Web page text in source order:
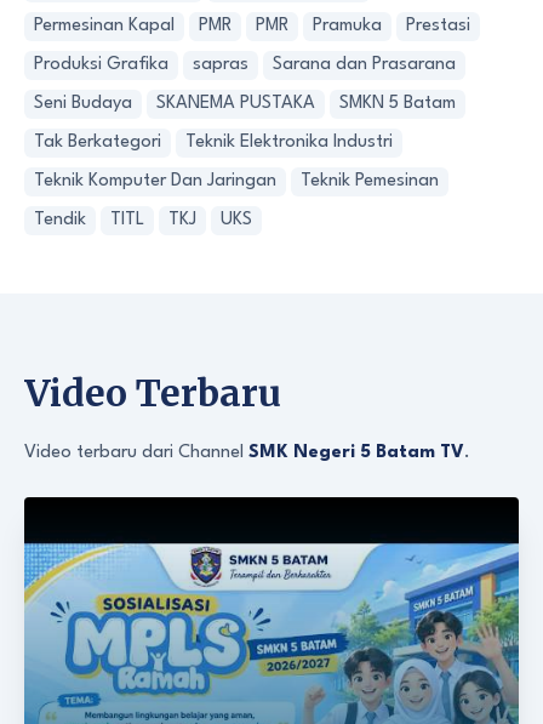
Permesinan Kapal PMR PMR Pramuka Prestasi
Produksi Grafika sapras Sarana dan Prasarana
Seni Budaya SKANEMA PUSTAKA SMKN 5 Batam
Tak Berkategori Teknik Elektronika Industri
Teknik Komputer Dan Jaringan Teknik Pemesinan
Tendik TITL TKJ UKS
Video Terbaru
Video terbaru dari Channel SMK Negeri 5 Batam TV.